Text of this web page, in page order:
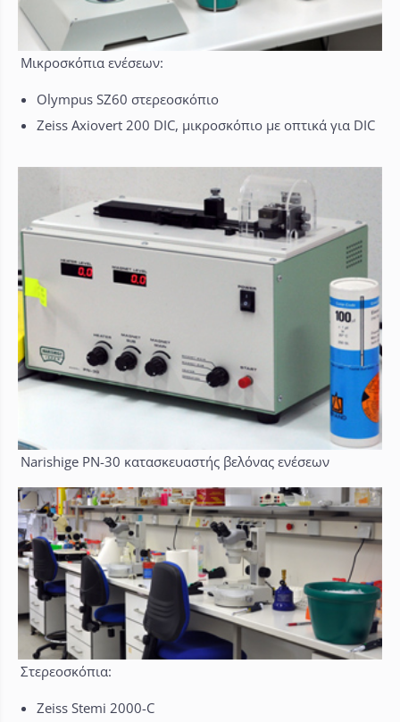
Μικροσκόπια ενέσεων:
Olympus SZ60 στερεοσκόπιο
Zeiss Axiovert 200 DIC, μικροσκόπιο με οπτικά για DIC
Narishige PN-30 κατασκευαστής βελόνας ενέσεων
Στερεοσκόπια:
Zeiss Stemi 2000-C